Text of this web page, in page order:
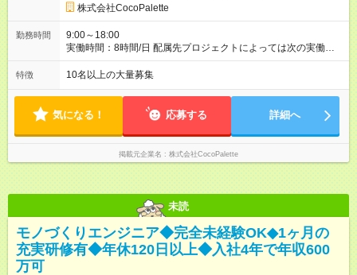
株式会社CocoPalette
勤務時間
9:00～18:00
実働時間：8時間/日 配属先プロジェクトによっては次の実働時
間より短い場合あり。 実働時間：8時間/日 残業は、月平均10時
間以下
特徴 10名以上の大量募集
気になる！ 応募する 詳細へ
掲載元企業名 株式会社CocoPalette
未読
モノづくりエンジニア◆完全未経験OK◆1ヶ月の
充実研修有◆年休120日以上◆入社4年で年収600
万可